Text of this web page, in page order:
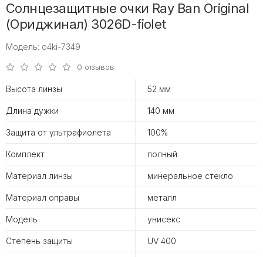
Солнцезащитные очки Ray Ban Original
(Ориджинал) 3026D-fiolet
Модель: o4ki-7349
0 отзывов
Высота линзы 52 мм
Длина дужки 140 мм
Защита от ультрафиолета 100%
Комплект полный
Материал линзы минеральное стекло
Материал оправы металл
Модель унисекс
Степень защиты UV 400